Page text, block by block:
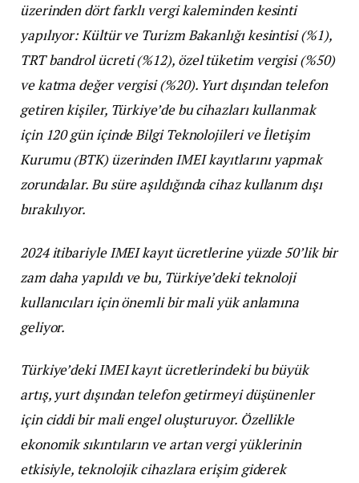
üzerinden dört farklı vergi kaleminden kesinti
yapılıyor: Kültür ve Turizm Bakanlığı kesintisi (%1),
TRT bandrol ücreti (%12), özel tüketim vergisi (%50)
ve katma değer vergisi (%20). Yurt dışından telefon
getiren kişiler, Türkiye’de bu cihazları kullanmak
için 120 gün içinde Bilgi Teknolojileri ve İletişim
Kurumu (BTK) üzerinden IMEI kayıtlarını yapmak
zorundalar. Bu süre aşıldığında cihaz kullanım dışı
bırakılıyor.
2024 itibariyle IMEI kayıt ücretlerine yüzde 50’lik bir
zam daha yapıldı ve bu, Türkiye’deki teknoloji
kullanıcıları için önemli bir mali yük anlamına
geliyor.
Türkiye’deki IMEI kayıt ücretlerindeki bu büyük
artış, yurt dışından telefon getirmeyi düşünenler
için ciddi bir mali engel oluşturuyor. Özellikle
ekonomik sıkıntıların ve artan vergi yüklerinin
etkisiyle, teknolojik cihazlara erişim giderek